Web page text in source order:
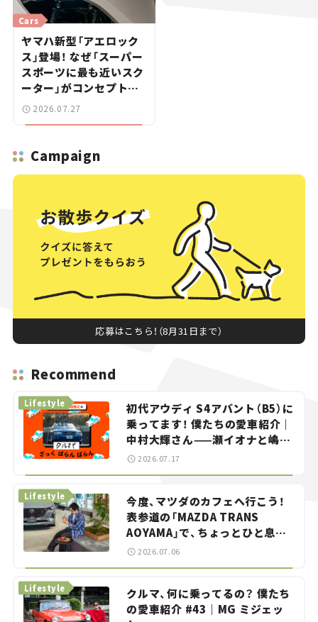
Cars
ヤマハ新型「アエロック
ス」登場！ なぜ「スーパー
スポーツに最も近いスク
ーター」がコンセプトな
のか？【新車ニュース】
2026.07.27
Campaign
応募はこちら！（8月31日まで）
Recommend
初代アウディ S4アバント（B5）に
乗ってます！ 僕たちの愛車紹介｜
中村大輝さん——瀬イオナと嶋田
智之の「クルマでざっくばらんば
Lifestyle
2026.07.17
今度、マツダのカフェへ行こう！
表参道の「MAZDA TRANS
AOYAMA」で、ちょっとひと息。
——連載｜CCGとクルマでどうす
Lifestyle
2026.07.06
クルマ、何に乗ってるの？ 僕たち
の愛車紹介 #43｜MG ミジェッ
Lifestyle